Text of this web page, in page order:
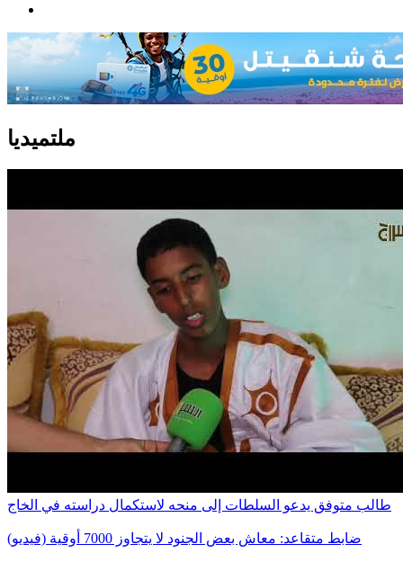
ملتميديا
طالب متوفق يدعو السلطات إلى منحه لاستكمال دراسته في الخاج
ضابط متقاعد: معاش بعض الجنود لا يتجاوز 7000 أوقية (فيديو)